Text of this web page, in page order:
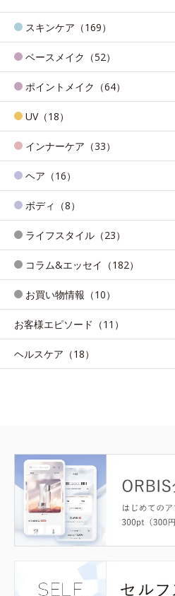
スキンケア（169）
ベースメイク（52）
ポイントメイク（64）
UV（18）
インナーケア（33）
ヘア（16）
ボディ（8）
ライフスタイル（23）
コラム&エッセイ（182）
お買い物情報（10）
お客様エピソード（11）
ヘルスケア（18）